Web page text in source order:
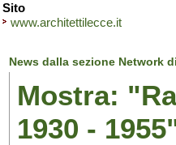
Sito
www.architettilecce.it
News dalla sezione Network
Mostra:
1930 -